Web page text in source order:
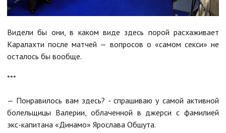
Видели бы они, в каком виде здесь порой расхаживает
Каралахти после матчей — вопросов о «самом секси» не
осталось бы вообще.
***
— Понравилось вам здесь? - спрашиваю у самой активной
болельщицы Валерии, облаченной в джерси с фамилией
экс-капитана «Динамо» Ярослава Обшута.